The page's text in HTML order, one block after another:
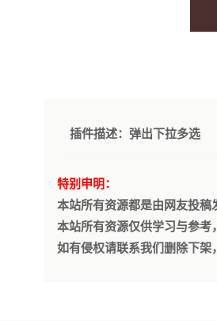
插件描述：弹出下拉多选
特别申明：
本站所有资源都是由网友投稿
本站所有资源仅供学习与参考
如有侵权请联系我们删除下架